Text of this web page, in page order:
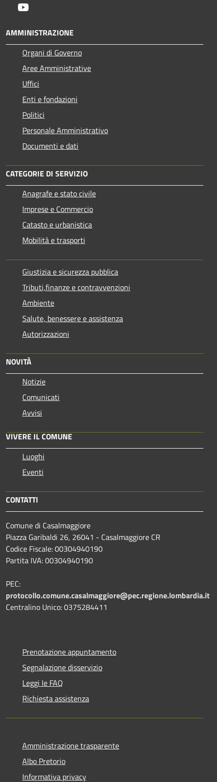
AMMINISTRAZIONE
Organi di Governo
Aree Amministrative
Uffici
Enti e fondazioni
Politici
Personale Amministrativo
Documenti e dati
CATEGORIE DI SERVIZIO
Anagrafe e stato civile
Imprese e Commercio
Catasto e urbanistica
Mobilità e trasporti
Giustizia e sicurezza pubblica
Tributi,finanze e contravvenzioni
Ambiente
Salute, benessere e assistenza
Autorizzazioni
NOVITÀ
Notizie
Comunicati
Avvisi
VIVERE IL COMUNE
Luoghi
Eventi
CONTATTI
Comune di Casalmaggiore
Piazza Garibaldi 26, 26041 - Casalmaggiore CR
Codice Fiscale: 00304940190
Partita IVA: 00304940190
PEC:
protocollo.comune.casalmaggiore@pec.regione.lombardia.it
Centralino Unico: 0375284411
Prenotazione appuntamento
Segnalazione disservizio
Leggi le FAQ
Richiesta assistenza
Amministrazione trasparente
Albo Pretorio
Informativa privacy